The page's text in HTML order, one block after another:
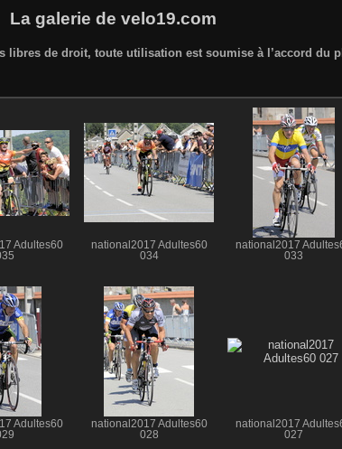
La galerie de velo19.com
libres de droit, toute utilisation est soumise à l’accord du
Adultes60
national2017 Adultes60
034
national2017
033
Adultes60
national2017 Adultes60
028
national2017
027